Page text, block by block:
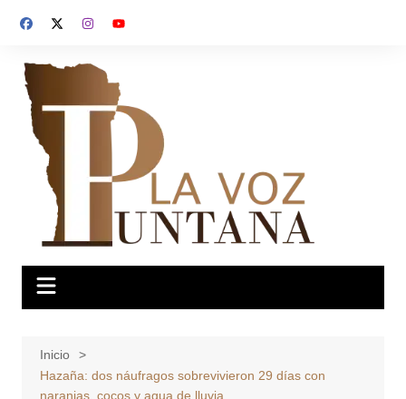
Inicio
Hazaña: dos náufragos sobrevivieron 29 días con
naranjas, cocos y agua de lluvia